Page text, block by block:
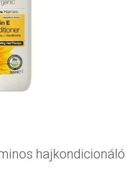
hajkondicionáló